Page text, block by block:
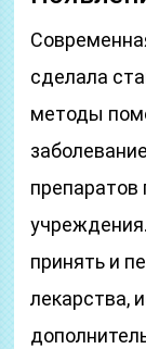
сделала
методы
препаратов
принять и
лекарства,